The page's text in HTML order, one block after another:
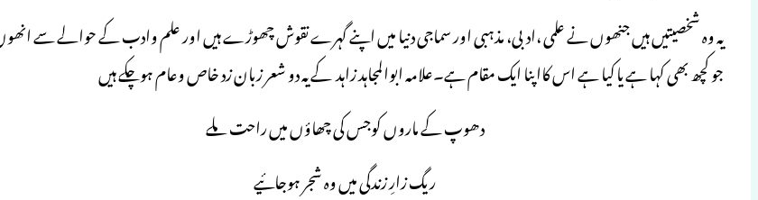
یہ وہ شخصیتیں ہیں جنھوں نے علمی ،ادبی، مذہبی اور سماجی دنیا میں اپنے گہرے نقوش چھوڑے ہیں اور علم وادب کے حوالے سے
جو کچھ بھی کہا ہے یا کیا ہے اس کااپنا ایک مقام ہے۔علامہ ابوالمجاہد زاہد کے یہ دو شعر زبان زد خاص وعام ہوچکے ہیں
دھوپ کے ماروں کوجس کی چھاؤں میں راحت ملے
ریگ زارِ زندگی میں وہ شجر ہوجائیے